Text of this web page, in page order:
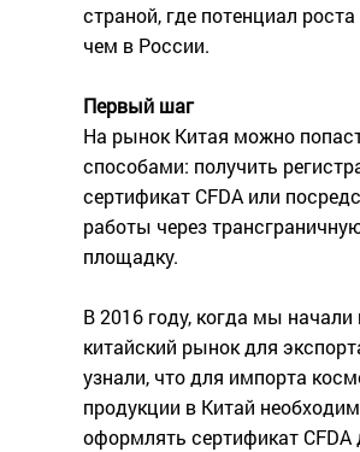
страной, где потенциал
чем в России.
Первый шаг
На рынок Китая можно
способами: получить
сертификат CFDA или
работы через
площадку.
В 2016 году, когда мы начали
китайский рынок для
узнали, что для импорта
продукции в Китай
оформлять сертификат CFDA